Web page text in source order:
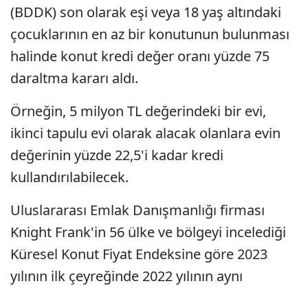
(BDDK) son olarak eşi veya 18 yaş altındaki
çocuklarının en az bir konutunun bulunması
halinde konut kredi değer oranı yüzde 75
daraltma kararı aldı.
Örneğin, 5 milyon TL değerindeki bir evi,
ikinci tapulu evi olarak alacak olanlara evin
değerinin yüzde 22,5'i kadar kredi
kullandırılabilecek.
Uluslararası Emlak Danışmanlığı firması
Knight Frank'in 56 ülke ve bölgeyi incelediği
Küresel Konut Fiyat Endeksine göre 2023
yılının ilk çeyreğinde 2022 yılının aynı